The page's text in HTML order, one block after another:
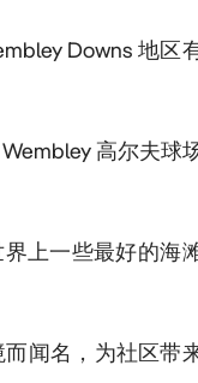
Downs 地区
高尔夫球
上一些最好的海
闻名，为社区带